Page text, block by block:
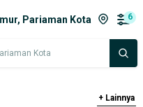
Pariaman Kota 6
Kota
+ Lainnya